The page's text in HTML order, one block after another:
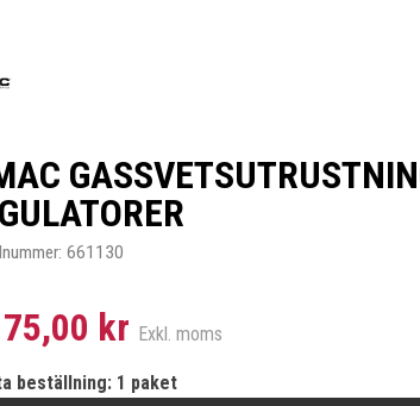
661130
kr Exkl. moms
beställning: 1 paket